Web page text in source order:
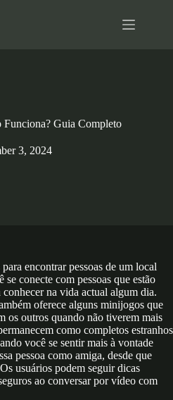
Guia Completo
3, 2024
encontrar pessoas de um local
conecte com pessoas que estão
na vida actual algum dia.
oferece alguns minijogos que
os outros quando não tiverem mais
como completos estranhos
você se sentir mais à vontade
pessoa como amiga, desde que
usuários podem seguir dicas
ao conversar por vídeo com